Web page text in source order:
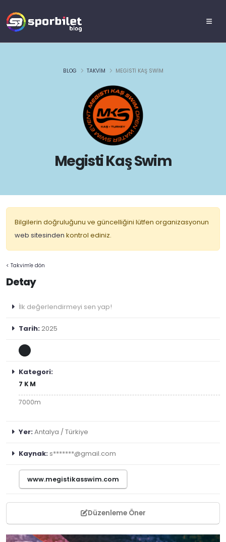
Megisti Kaş Swim
BLOG TAKVIM MEGISTI KAŞ SWIM
Bilgilerin doğruluğunu ve güncelliğini lütfen organizasyonun
web sitesinden kontrol ediniz.
< Takvim'e dön
Detay
İlk değerlendirmeyi sen yap!
Tarih:2025
Kategori:
7KM
7000m
Yer:Antalya / Türkiye
Kaynak: s*******@gmail.com
www.megistikasswim.com
Düzenleme Öner